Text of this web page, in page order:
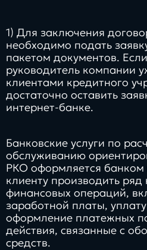
1) Для заключения
необходимо подать
пакетом документов.
руководитель компании
клиентами кредитного
достаточно оставить
интернет-банке.
Банковские услуги по
обслуживанию
РКО оформляется банком
клиенту производить
финансовых операций,
заработной платы,
оформление платежных
действия, связанные с
средств.